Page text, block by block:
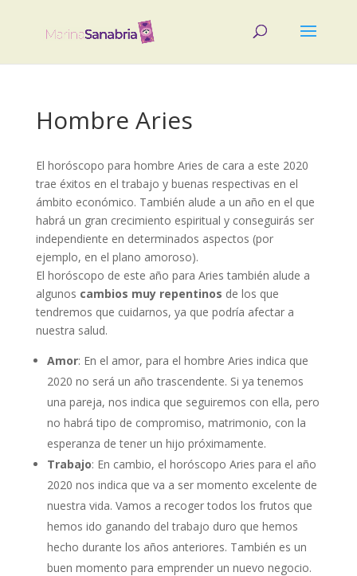
Hombre Aries
El horóscopo para hombre Aries de cara a este 2020
trae éxitos en el trabajo y buenas respectivas en el
ámbito económico. También alude a un año en el que
habrá un gran crecimiento espiritual y conseguirás ser
independiente en determinados aspectos (por
ejemplo, en el plano amoroso).
El horóscopo de este año para Aries también alude a
algunos cambios muy repentinos de los que
tendremos que cuidarnos, ya que podría afectar a
nuestra salud.
Amor: En el amor, para el hombre Aries indica que
2020 no será un año trascendente. Si ya tenemos
una pareja, nos indica que seguiremos con ella, pero
no habrá tipo de compromiso, matrimonio, con la
esperanza de tener un hijo próximamente.
Trabajo: En cambio, el horóscopo Aries para el año
2020 nos indica que va a ser momento excelente de
nuestra vida. Vamos a recoger todos los frutos que
hemos ido ganando del trabajo duro que hemos
hecho durante los años anteriores. También es un
buen momento para emprender un nuevo negocio.